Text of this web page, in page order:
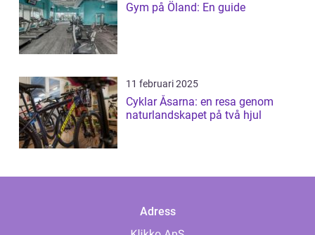
Gym på Öland: En guide
11 februari 2025
Cyklar Åsarna: en resa genom
naturlandskapet på två hjul
Adress